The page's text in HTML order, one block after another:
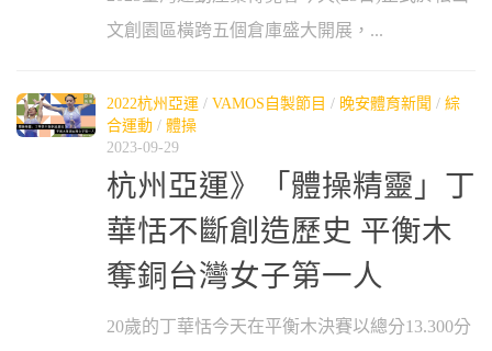
文創園區橫跨五個倉庫盛大開展，...
2022杭州亞運 / VAMOS自製節目 / 晚安體育新聞 / 綜
合運動 / 體操
2023-09-29
杭州亞運》「體操精靈」丁
華恬不斷創造歷史 平衡木
奪銅台灣女子第一人
20歲的丁華恬今天在平衡木決賽以總分13.300分